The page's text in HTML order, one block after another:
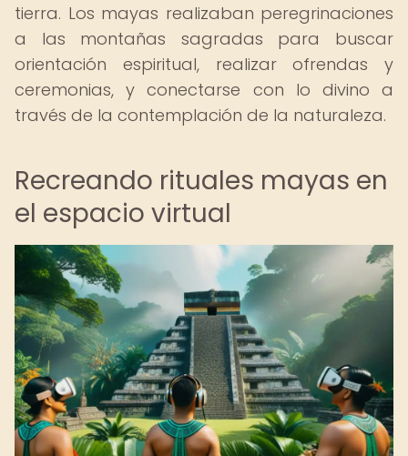
tierra. Los mayas realizaban peregrinaciones
a las montañas sagradas para buscar
orientación espiritual, realizar ofrendas y
ceremonias, y conectarse con lo divino a
través de la contemplación de la naturaleza.
Recreando rituales mayas en
el espacio virtual